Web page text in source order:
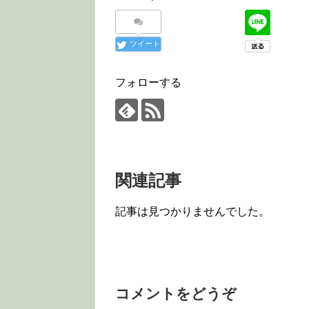
ツイート
フォローする
関連記事
記事は見つかりませんでした。
コメントをどうぞ